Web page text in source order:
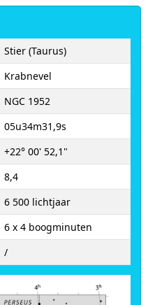
Stier (Taurus)
Krabnevel
NGC 1952
05u34m31,9s
+22° 00' 52,1"
8,4
6 500 lichtjaar
6 x 4 boogminuten
/